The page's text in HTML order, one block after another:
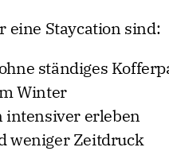
eine Staycation sind:
ständiges
Winter
intensiver erleben
weniger Zeitdruck